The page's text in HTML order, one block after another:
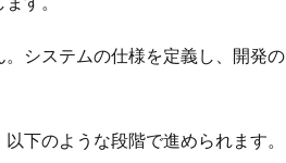
システムの仕様を定義し、開発の
下のような段階で進められます。